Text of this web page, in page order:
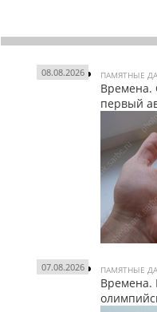
08.08.2026 ПАМЯТНЫЕ
Времена.
первый
07.08.2026 ПАМЯТНЫЕ
Времена.